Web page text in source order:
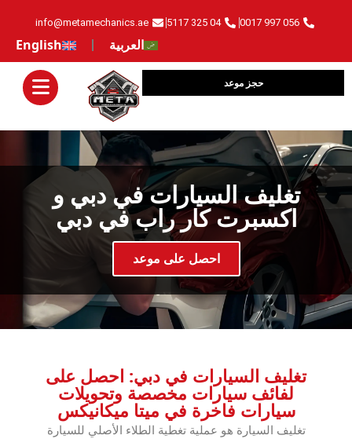
056 997 0017
04 325 5117
info@metamechanics.ae
العربية English
حجز موعد
‏تغليف السيارات في دبي و
اكسبرت كار راب في دبي‏
‏احصل على موعد‏
‏تغليف السيارات في دبي: احصل على
لفائف سيارات مخصصة وتحويلات
سيارات فاخرة في ميتا ميكانيكس
‏تغليف السيارة هو عملية تغطية الطلاء الأصلي للسيارة